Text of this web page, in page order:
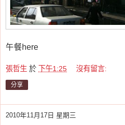
午餐here
張哲生 於 下午1:25 沒有留言:
分享
2010年11月17日 星期三